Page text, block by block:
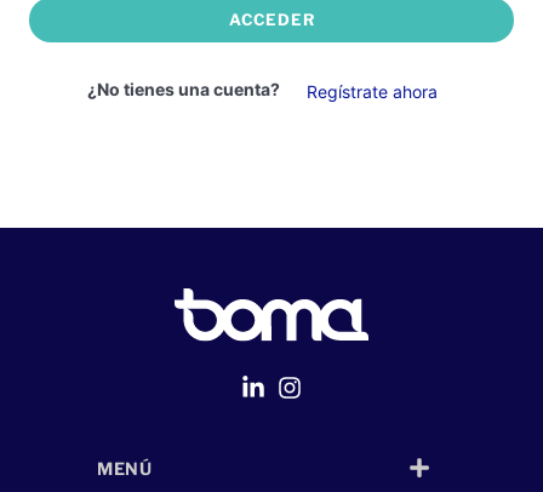
ACCEDER
¿No tienes una cuenta? Regístrate ahora
MENÚ
Página Web Despliegue Web